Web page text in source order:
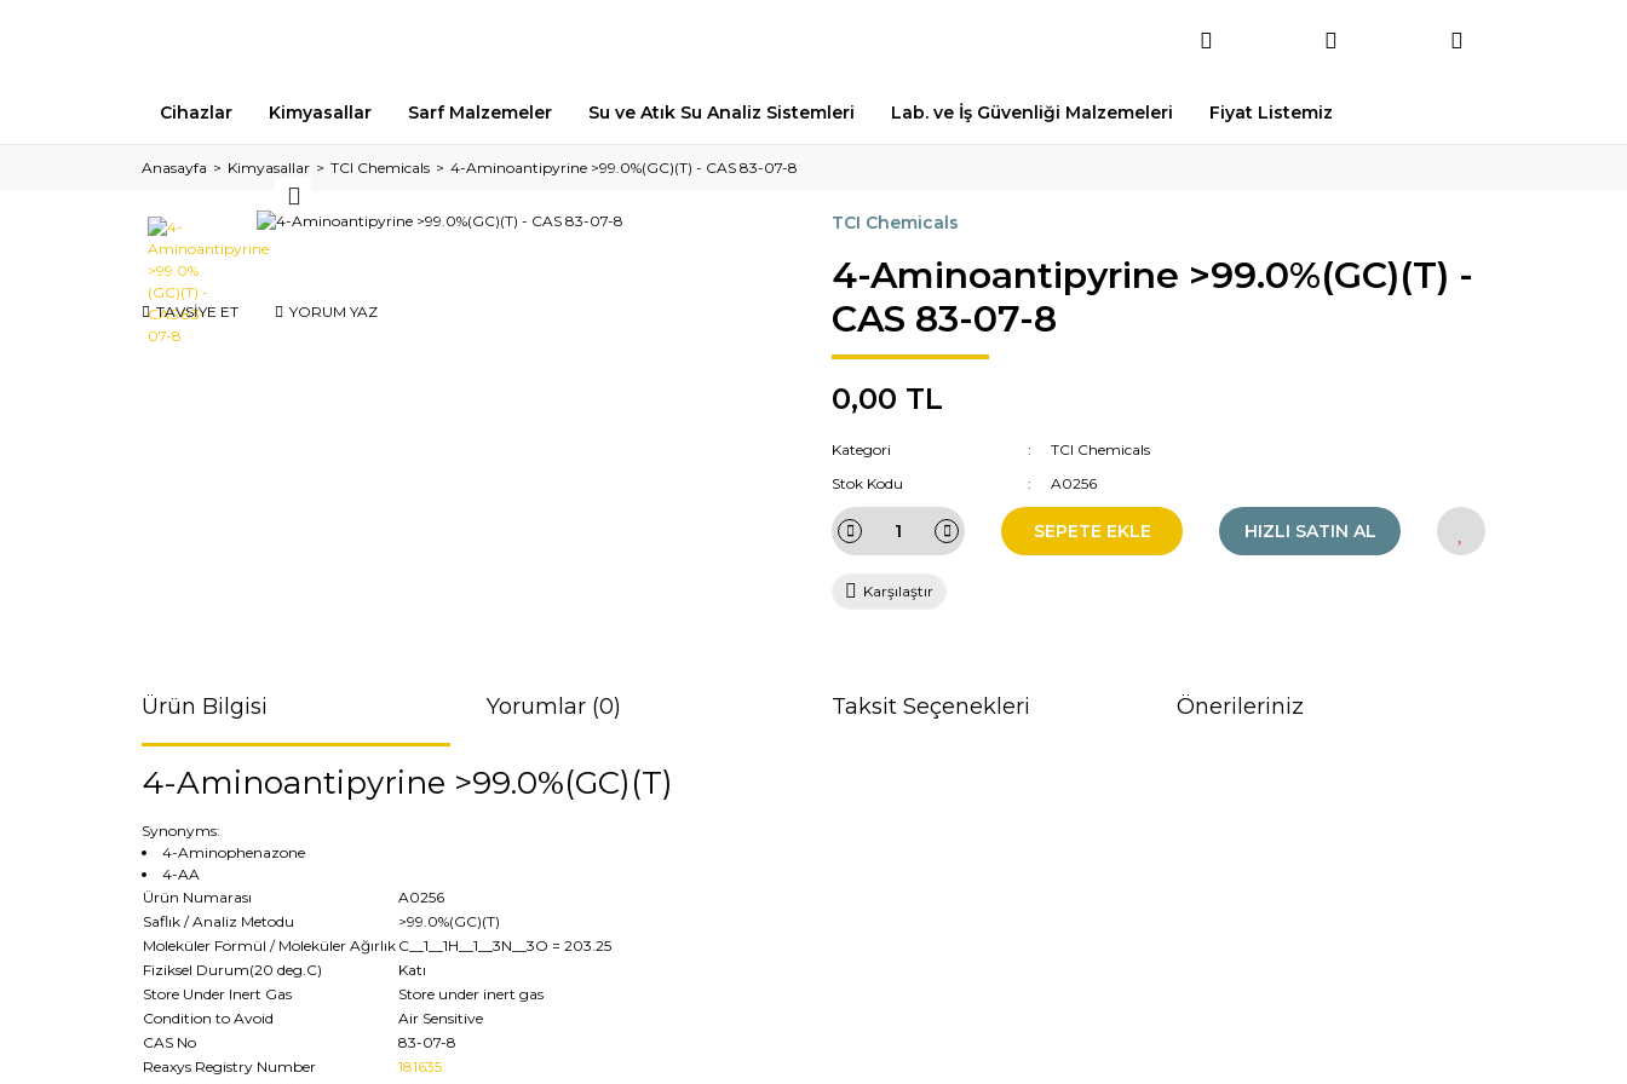
Cihazlar Kimyasallar Sarf Malzemeler Su ve Atık Su Analiz Sistemleri Lab. ve İş Güvenliği Malzemeleri Fiyat Listemiz
Anasayfa Kimyasallar TCI Chemicals 4-Aminoantipyrine >99.0%(GC)(T) - CAS 83-07-8
TAVSİYE ET YORUM YAZ
TCI Chemicals
4-Aminoantipyrine >99.0%(GC)(T) -
CAS 83-07-8
0,00 TL
Kategori
TCI Chemicals
Stok Kodu
A0256
SEPETE EKLE HIZLI SATIN AL
Karşılaştır
Ürün Bilgisi Yorumlar (0) Taksit Seçenekleri Önerileriniz
4-Aminoantipyrine >99.0%(GC)(T)
Synonyms:
4-Aminophenazone
4-AA
Ürün Numarası
A0256
Saflık / Analiz Metodu
>99.0%(GC)(T)
Moleküler Formül / Moleküler Ağırlık C__1__1H__1__3N__3O = 203.25
Fiziksel Durum(20 deg.C)
Katı
Store Under Inert Gas
Store under inert gas
Condition to Avoid
Air Sensitive
CAS No
83-07-8
Reaxys Registry Number
181635